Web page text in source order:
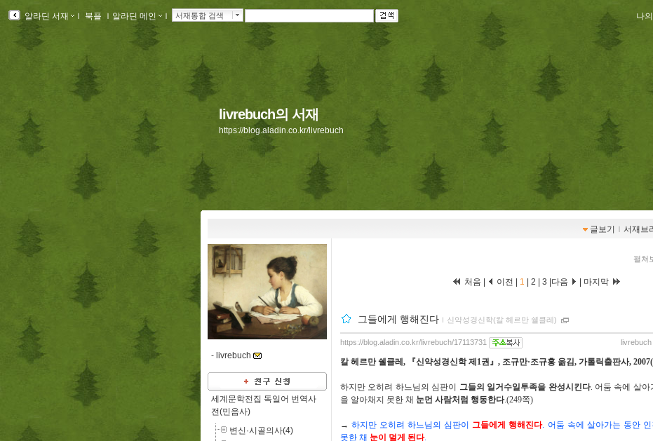
알라딘 서재 ｌ 북플 ｌ 알라딘 메인 ｌ 서재통합 검색 나
livrebuch의 서재
https://blog.aladin.co.kr/livrebuch
글보기 ｌ 서재브
- livrebuch
세계문학전집 독일어 번역사
전(민음사)
변신·시골의사(4)
펼쳐
처음 | 이전 | 1 2 3 다음 마지막
그들에게 행해진다 ｌ 신약성경신학(칼 헤르만 쉘클레)
livrebuch
https://blog.aladin.co.kr/livrebuch/17113731
칼 헤르만 쉘클레 , 『신약성경신학 제 1권』 , 조규만·조규홍 옮김, 가톨릭출판사,
하지만 오히려 하느님의 심판이 그들의 일거수일투족을 완성시킨다. 어둠 속에 살아
을 알아채지 못한 채 눈먼 사람처럼 행동한다.(249쪽)
→하지만 오히려 하느님의 심판이그들에게 행해진다. 어둠 속에 살아가는 동안
못한 채 눈이 멀게 된다.